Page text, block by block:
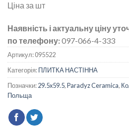
Ціна за шт
Наявність і актуальну ціну
по телефону:097-066-4-333
Артикул:095522
Категорія:ПЛИТКА НАСТІННА
Позначки:29.5x59.5,Paradyz Ceramica,
Польща